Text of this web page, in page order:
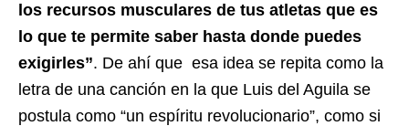
los recursos musculares de tus atletas que es
lo que te permite saber hasta donde puedes
exigirles”. De ahí que esa idea se repita como la
letra de una canción en la que Luis del Aguila se
postula como “un espíritu revolucionario”, como si